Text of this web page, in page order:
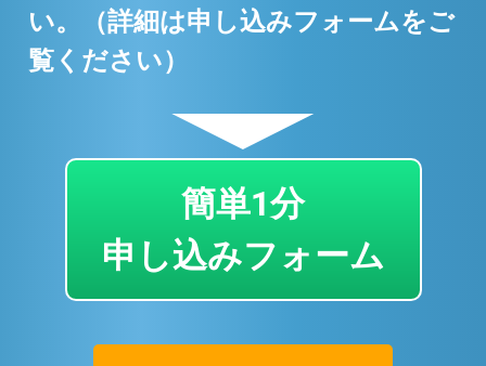
い。（詳細は申し込みフォームをご
覧ください）
▼
簡単1分
申し込みフォーム